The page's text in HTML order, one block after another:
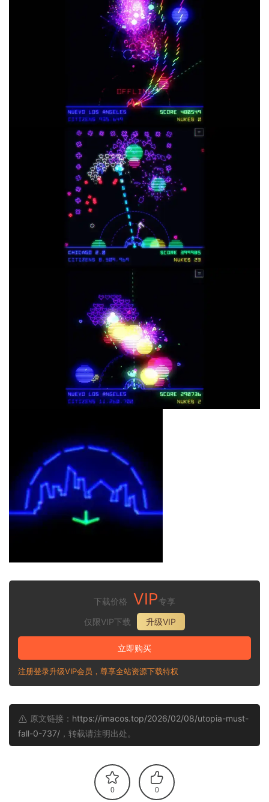
下载价格 VIP专享
仅限VIP下载
升级VIP
立即购买
注册登录升级VIP会员，尊享全站资源下载特权
原文链接： https://imacos.top/2026/02/08/utopia-must-
fall-0-737/ ，转载请注明出处。
0 0